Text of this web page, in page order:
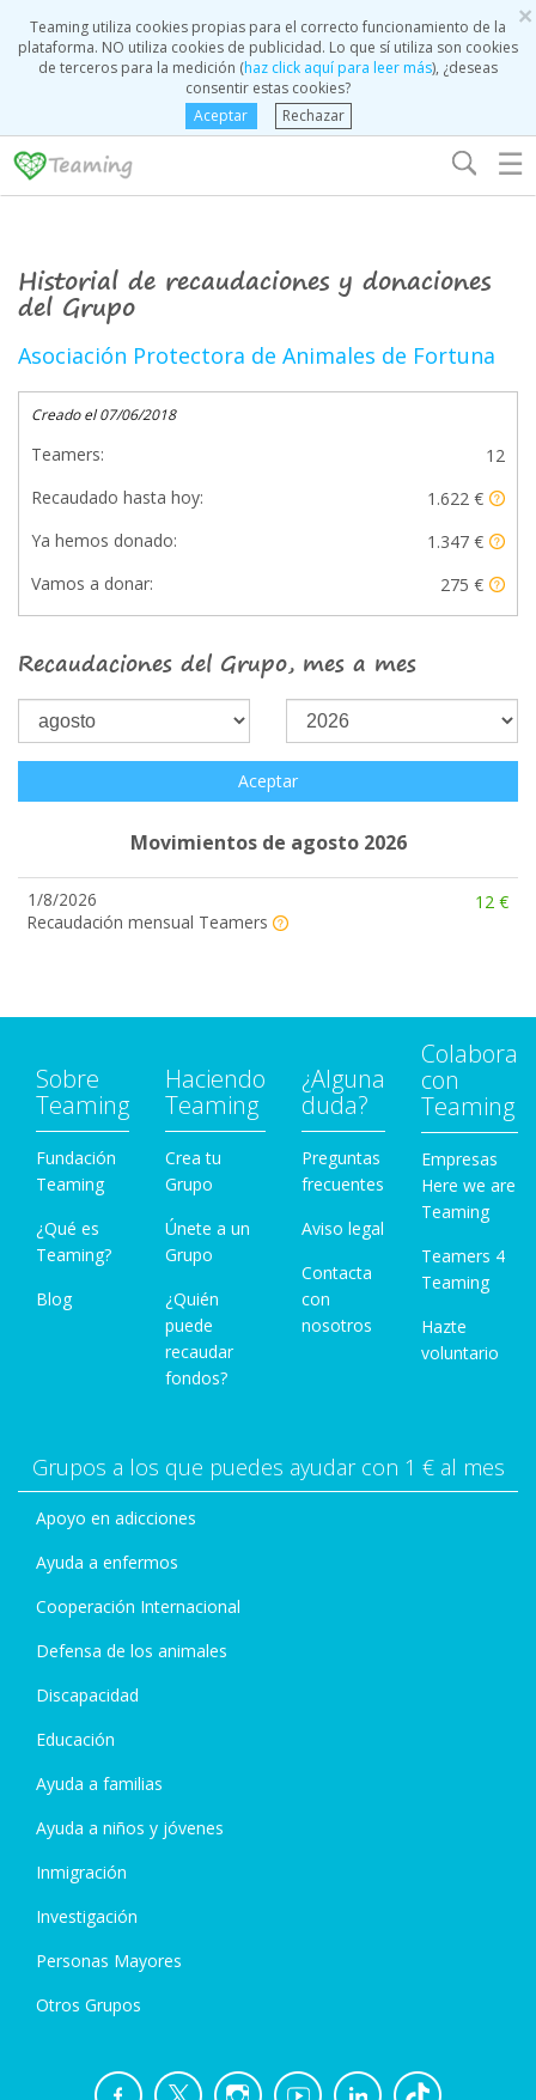
×
Teaming utiliza cookies propias para el correcto funcionamiento de la
plataforma. NO utiliza cookies de publicidad. Lo que sí utiliza son cookies
de terceros para la medición (haz click aquí para leer más), ¿deseas
consentir estas cookies?
Aceptar
Rechazar
☰
Historial de recaudaciones y donaciones
del Grupo
Asociación Protectora de Animales de Fortuna
Creado el 07/06/2018
Teamers:
12
Recaudado hasta hoy:
1.622 €
Ya hemos donado:
1.347 €
Vamos a donar:
275 €
Recaudaciones del Grupo, mes a mes
Aceptar
Movimientos de agosto 2026
1/8/2026
Recaudación mensual Teamers
12 €
Sobre
Teaming
Fundación
Teaming
¿Qué es
Teaming?
Blog
Haciendo
Teaming
Crea tu
Grupo
Únete a un
Grupo
¿Quién
puede
recaudar
fondos?
¿Alguna
duda?
Preguntas
frecuentes
Aviso legal
Contacta
con
nosotros
Colabora
con
Teaming
Empresas
Here we are
Teaming
Teamers 4
Teaming
Hazte
voluntario
Grupos a los que puedes ayudar con 1 € al mes
Apoyo en adicciones
Ayuda a enfermos
Cooperación Internacional
Defensa de los animales
Discapacidad
Educación
Ayuda a familias
Ayuda a niños y jóvenes
Inmigración
Investigación
Personas Mayores
Otros Grupos